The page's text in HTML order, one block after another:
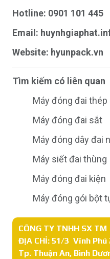
Hotline: 0901 101 445
Email:
Website: hyunpack.vn
Tìm kiếm có liên quan
Máy đóng đai
Máy đóng đai sắt
Máy đóng dây đai
Máy siết đai thùng
Máy đóng đai kiện
Máy đóng gói bột
CÔNG TY TNHH SX
ĐỊA CHỈ: 51/3 Vĩnh Phú
Tp. Thuận An, Bình